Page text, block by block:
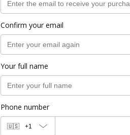
Confirm your email
Your full name
Phone number
🇺🇸 +1